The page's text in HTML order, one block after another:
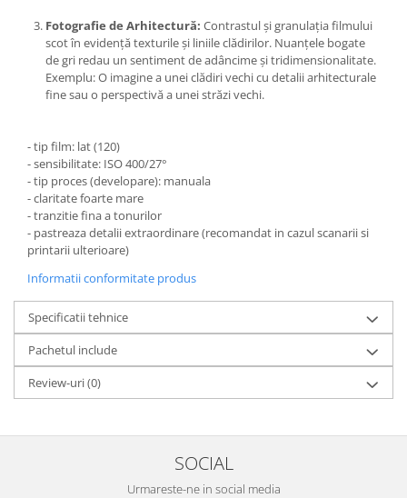
Fotografie de Arhitectură: Contrastul și granulația filmului
scot în evidență texturile și liniile clădirilor. Nuanțele bogate
de gri redau un sentiment de adâncime și tridimensionalitate.
Exemplu: O imagine a unei clădiri vechi cu detalii arhitecturale
fine sau o perspectivă a unei străzi vechi.
- tip film: lat (120)
- sensibilitate: ISO 400/27°
- tip proces (developare): manuala
- claritate foarte mare
- tranzitie fina a tonurilor
- pastreaza detalii extraordinare (recomandat in cazul scanarii si
printarii ulterioare)
Informatii conformitate produs
Specificatii tehnice
Pachetul include
Review-uri(0)
SOCIAL
Urmareste-ne in social media